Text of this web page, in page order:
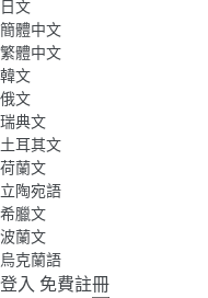
日文
簡體中文
繁體中文
韓文
俄文
瑞典文
土耳其文
荷蘭文
立陶宛語
希臘文
波蘭文
烏克蘭語
登入 免費註冊